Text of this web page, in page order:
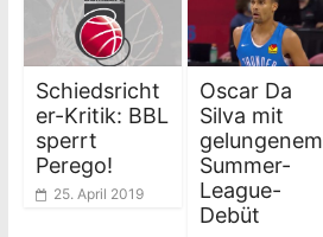
Schiedsricht
er-Kritik: BBL
sperrt
Perego!
25. April 2019
Oscar Da
Silva mit
gelungenem
Summer-
League-
Debüt